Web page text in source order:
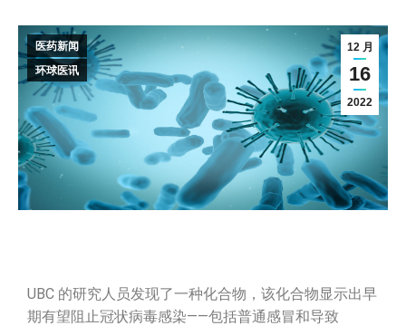
12 月
16
2022
医药新闻
环球医讯
UBC 的研究人员发现了一种化合物，该化合物显示出早
期有望阻止冠状病毒感染——包括普通感冒和导致